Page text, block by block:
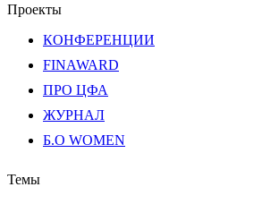
Проекты
КОНФЕРЕНЦИИ
FINAWARD
ПРО ЦФА
ЖУРНАЛ
Б.О WOMEN
Темы